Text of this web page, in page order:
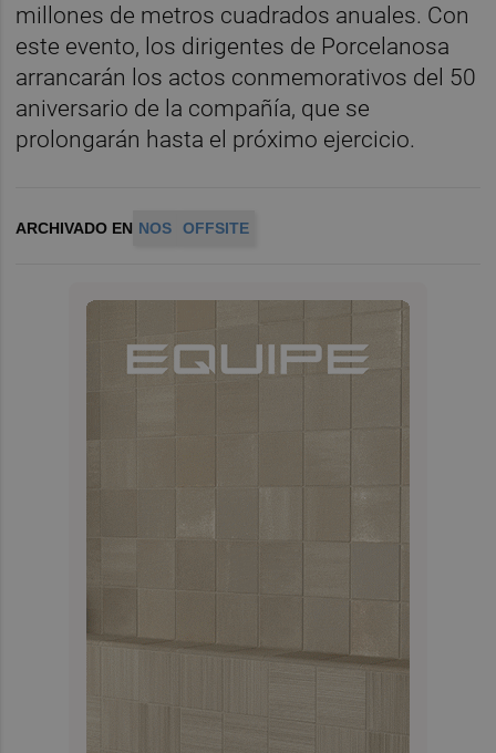
millones de metros cuadrados anuales. Con
este evento, los dirigentes de Porcelanosa
arrancarán los actos conmemorativos del 50
aniversario de la compañía, que se
prolongarán hasta el próximo ejercicio.
ARCHIVADO EN NOS OFFSITE